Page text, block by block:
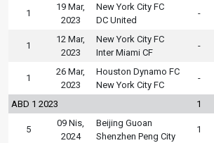
1
19 Mar,
2023
New York City FC
DC United
-
1
12 Mar,
2023
New York City FC
Inter Miami CF
-
1
26 Mar,
2023
Houston Dynamo FC
New York City FC
-
ABD 1 2023 1
5
09 Nis,
2024
Beijing Guoan
Shenzhen Peng City
1